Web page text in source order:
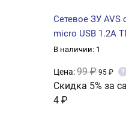
Сетевое ЗУ AVS
micro USB 1.2A
В наличии: 1
Цена:99 ₽ 95 ₽ ?
Скидка 5% за
4 ₽